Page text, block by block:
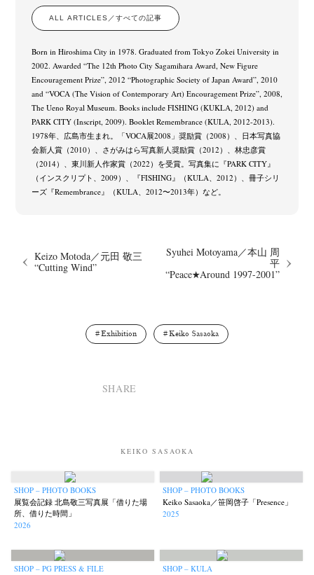
ALL ARTICLES／すべての記事
Born in Hiroshima City in 1978. Graduated from Tokyo Zokei University in
2002. Awarded “The 12th Photo City Sagamihara Award, New Figure
Encouragement Prize”, 2012 “Photographic Society of Japan Award”, 2010
and “VOCA (The Vision of Contemporary Art) Encouragement Prize”, 2008,
The Ueno Royal Museum. Books include FISHING (KUKLA, 2012) and
PARK CITY (Inscript, 2009). Booklet Remembrance (KULA, 2012-2013).
1978年、広島市生まれ。「VOCA展2008」奨励賞（2008）、日本写真協
会新人賞（2010）、さがみはら写真新人奨励賞（2012）、林忠彦賞
（2014）、東川新人作家賞（2022）を受賞。写真集に『PARK CITY』
（インスクリプト、2009）、『FISHING』（KULA、2012）、冊子シリ
ーズ『Remembrance』（KULA、2012〜2013年）など。
Keizo Motoda／元田 敬三
“Cutting Wind”
Syuhei Motoyama／本山 周
平
“Peace★Around 1997-2001”
Exhibition Keiko Sasaoka
SHARE
KEIKO SASAOKA
SHOP – PHOTO BOOKS
展覧会記録 北島敬三写真展「借りた場
所、借りた時間」
2026
SHOP – PHOTO BOOKS
Keiko Sasaoka／笹岡啓子「Presence」
2025
SHOP – PG PRESS & FILE SHOP – KULA